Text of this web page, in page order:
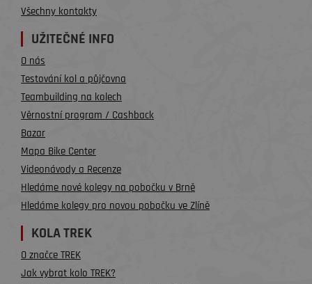
Všechny kontakty
UŽITEČNÉ INFO
O nás
Testování kol a půjčovna
Teambuilding na kolech
Věrnostní program / Cashback
Bazar
Mapa Bike Center
Videonávody a Recenze
Hledáme nové kolegy na pobočku v Brně
Hledáme kolegy pro novou pobočku ve Zlíně
KOLA TREK
O značce TREK
Jak vybrat kolo TREK?